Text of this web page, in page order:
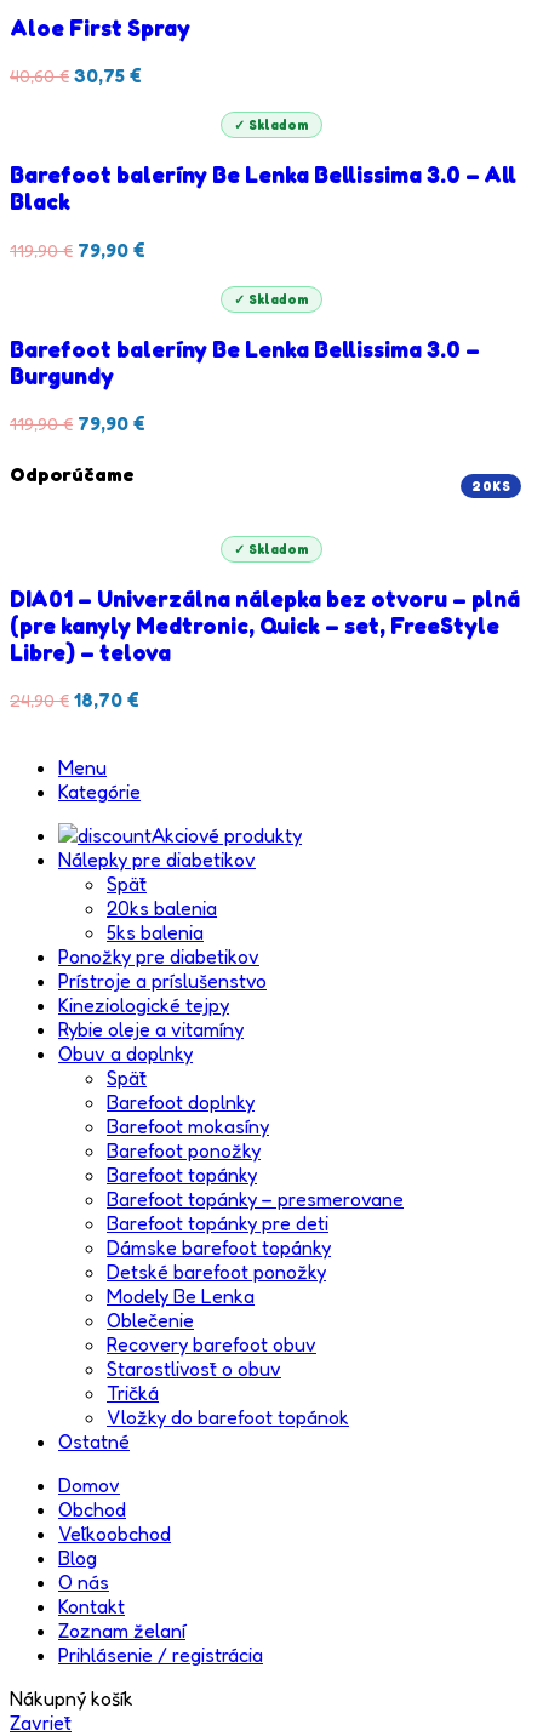
Aloe First Spray
40,60€ 30,75 €
✓ Skladom
Barefoot baleríny Be Lenka Bellissima 3.0 – All
Black
119,90€ 79,90 €
✓ Skladom
Barefoot baleríny Be Lenka Bellissima 3.0 –
Burgundy
119,90€ 79,90 €
Odporúčame 20KS
✓ Skladom
DIA01 – Univerzálna nálepka bez otvoru – plná
(pre kanyly Medtronic, Quick – set, FreeStyle
Libre) – telova
24,90€ 18,70 €
Menu
Kategórie
Akciové produkty
Nálepky pre diabetikov
Späť
20ks balenia
5ks balenia
Ponožky pre diabetikov
Prístroje a príslušenstvo
Kineziologické tejpy
Rybie oleje a vitamíny
Obuv a doplnky
Späť
Barefoot doplnky
Barefoot mokasíny
Barefoot ponožky
Barefoot topánky
Barefoot topánky – presmerovane
Barefoot topánky pre deti
Dámske barefoot topánky
Detské barefoot ponožky
Modely Be Lenka
Oblečenie
Recovery barefoot obuv
Starostlivosť o obuv
Tričká
Vložky do barefoot topánok
Ostatné
Domov
Obchod
Veľkoobchod
Blog
O nás
Kontakt
Zoznam želaní
Prihlásenie / registrácia
Nákupný košík
Zavrieť